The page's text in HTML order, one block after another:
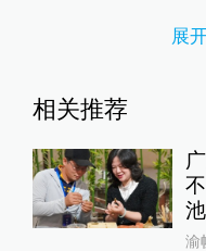
展
相关推荐
渝